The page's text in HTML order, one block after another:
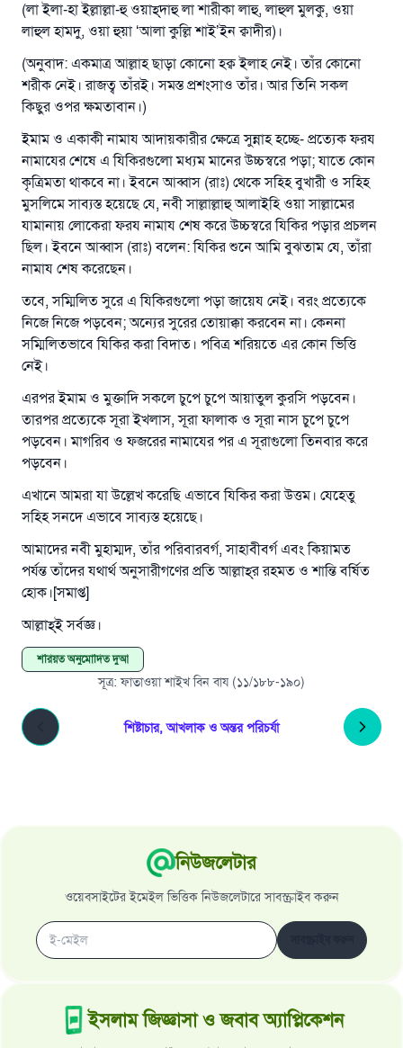
(লা ইলা-হা ইল্লাল্লা-হু ওয়াহ্‌দাহু লা শারীকা লাহু, লাহুল মুলকু, ওয়া
লাহুল হামদু, ওয়া হুয়া ‘আলা কুল্লি শাই’ইন ক্বাদীর)।
(অনুবাদ: একমাত্র আল্লাহ ছাড়া কোনো হক্ব ইলাহ নেই। তাঁর কোনো
শরীক নেই। রাজত্ব তাঁরই। সমস্ত প্রশংসাও তাঁর। আর তিনি সকল
কিছুর ওপর ক্ষমতাবান।)
ইমাম ও একাকী নামায আদায়কারীর ক্ষেত্রে সুন্নাহ হচ্ছে- প্রত্যেক ফরয
নামাযের শেষে এ যিকিরগুলো মধ্যম মানের উচ্চস্বরে পড়া; যাতে কোন
কৃত্রিমতা থাকবে না। ইবনে আব্বাস (রাঃ) থেকে সহিহ বুখারী ও সহিহ
মুসলিমে সাব্যস্ত হয়েছে যে, নবী সাল্লাল্লাহু আলাইহি ওয়া সাল্লামের
যামানায় লোকেরা ফরয নামায শেষ করে উচ্চস্বরে যিকির পড়ার প্রচলন
ছিল। ইবনে আব্বাস (রাঃ) বলেন: যিকির শুনে আমি বুঝতাম যে, তাঁরা
নামায শেষ করেছেন।
তবে, সম্মিলিত সুরে এ যিকিরগুলো পড়া জায়েয নেই। বরং প্রত্যেকে
নিজে নিজে পড়বেন; অন্যের সুরের তোয়াক্কা করবেন না। কেননা
সম্মিলিতভাবে যিকির করা বিদাত। পবিত্র শরিয়তে এর কোন ভিত্তি
নেই।
এরপর ইমাম ও মুক্তাদি সকলে চুপে চুপে আয়াতুল কুরসি পড়বেন।
তারপর প্রত্যেকে সূরা ইখলাস, সূরা ফালাক ও সূরা নাস চুপে চুপে
পড়বেন। মাগরিব ও ফজরের নামাযের পর এ সূরাগুলো তিনবার করে
পড়বেন।
এখানে আমরা যা উল্লেখ করেছি এভাবে যিকির করা উত্তম। যেহেতু
সহিহ সনদে এভাবে সাব্যস্ত হয়েছে।
আমাদের নবী মুহাম্মদ, তাঁর পরিবারবর্গ, সাহাবীবর্গ এবং কিয়ামত
পর্যন্ত তাঁদের যথার্থ অনুসারীগণের প্রতি আল্লাহ্‌র রহমত ও শান্তি বর্ষিত
হোক।[সমাপ্ত]
আল্লাহ্‌ই সর্বজ্ঞ।
শরিয়ত অনুমোদিত দুআ
সূত্র:ফাতাওয়া শাইখ বিন বায (১১/১৮৮-১৯০)
শিষ্টাচার, আখলাক ও অন্তর পরিচর্যা
নিউজলেটার
ওয়েবসাইটের ইমেইল ভিত্তিক নিউজলেটারে সাবস্ক্রাইব করুন
ইসলাম জিজ্ঞাসা ও জবাব অ্যাপ্লিকেশন